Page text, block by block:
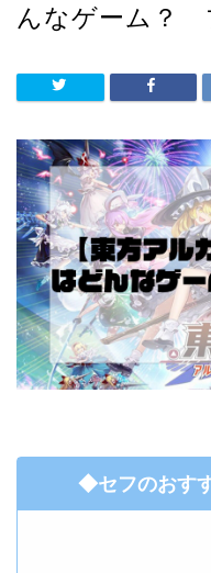
んなゲーム？
◆セフのおす